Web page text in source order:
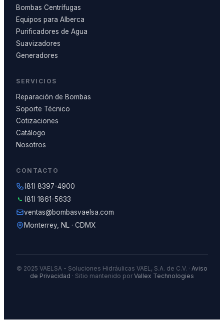
Bombas Centrífugas
Equipos para Alberca
Purificadores de Agua
Suavizadores
Generadores
SERVICIOS
Reparación de Bombas
Soporte Técnico
Cotizaciones
Catálogo
Nosotros
CONTACTO
(81) 8397-4900
(81) 1861-5633
ventas@bombasvaelsa.com
Monterrey, NL · CDMX
© 2025 VAELSA - Soluciones Hidráulicas VAEL, S.A. de C.V. · Aviso
de Privacidad · Sitio mantenido por Vallex Technologies